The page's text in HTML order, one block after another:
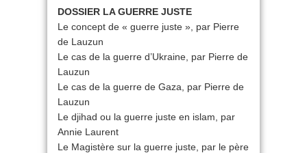
DOSSIER LA GUERRE JUSTE
Le concept de « guerre juste », par Pierre
de Lauzun
Le cas de la guerre d’Ukraine, par Pierre de
Lauzun
Le cas de la guerre de Gaza, par Pierre de
Lauzun
Le djihad ou la guerre juste en islam, par
Annie Laurent
Le Magistère sur la guerre juste, par le père